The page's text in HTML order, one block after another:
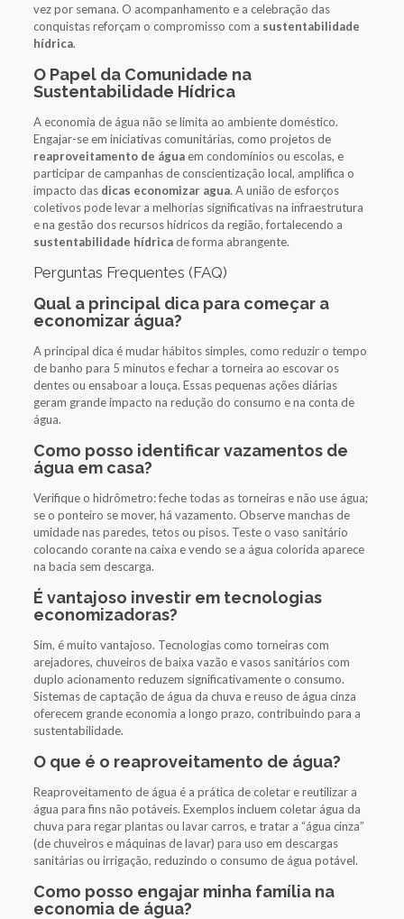
vez por semana. O acompanhamento e a celebração das
conquistas reforçam o compromisso com a sustentabilidade
hídrica.
O Papel da Comunidade na
Sustentabilidade Hídrica
A economia de água não se limita ao ambiente doméstico.
Engajar-se em iniciativas comunitárias, como projetos de
reaproveitamento de águaem condomínios ou escolas, e
participar de campanhas de conscientização local, amplifica o
impacto das dicas economizar agua. A união de esforços
coletivos pode levar a melhorias significativas na infraestrutura
e na gestão dos recursos hídricos da região, fortalecendo a
sustentabilidade hídricade forma abrangente.
Perguntas Frequentes (FAQ)
Qual a principal dica para começar a
economizar água?
A principal dica é mudar hábitos simples, como reduzir o tempo
de banho para 5 minutos e fechar a torneira ao escovar os
dentes ou ensaboar a louça. Essas pequenas ações diárias
geram grande impacto na redução do consumo e na conta de
água.
Como posso identificar vazamentos de
água em casa?
Verifique o hidrômetro: feche todas as torneiras e não use água;
se o ponteiro se mover, há vazamento. Observe manchas de
umidade nas paredes, tetos ou pisos. Teste o vaso sanitário
colocando corante na caixa e vendo se a água colorida aparece
na bacia sem descarga.
É vantajoso investir em tecnologias
economizadoras?
Sim, é muito vantajoso. Tecnologias como torneiras com
arejadores, chuveiros de baixa vazão e vasos sanitários com
duplo acionamento reduzem significativamente o consumo.
Sistemas de captação de água da chuva e reuso de água cinza
oferecem grande economia a longo prazo, contribuindo para a
sustentabilidade.
O que é o reaproveitamento de água?
Reaproveitamento de água é a prática de coletar e reutilizar a
água para fins não potáveis. Exemplos incluem coletar água da
chuva para regar plantas ou lavar carros, e tratar a “água cinza”
(de chuveiros e máquinas de lavar) para uso em descargas
sanitárias ou irrigação, reduzindo o consumo de água potável.
Como posso engajar minha família na
economia de água?